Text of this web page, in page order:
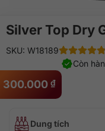
Silver Top Dry
300.000 ₫
SKU: W18189
Còn
Dung tích